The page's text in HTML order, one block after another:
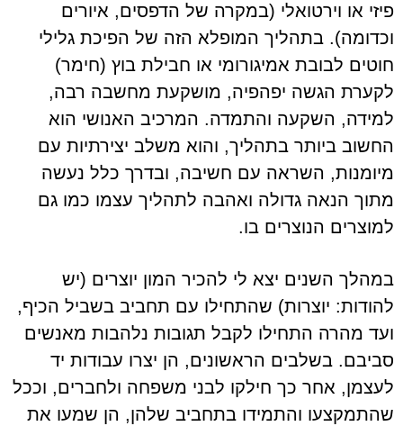
פיזי או וירטואלי (במקרה של הדפסים, איורים
וכדומה). בתהליך המופלא הזה של הפיכת גלילי
חוטים לבובת אמיגורומי או חבילת בוץ (חימר)
לקערת הגשה יפהפיה, מושקעת מחשבה רבה,
למידה, השקעה והתמדה. המרכיב האנושי הוא
החשוב ביותר בתהליך, והוא משלב יצירתיות עם
מיומנות, השראה עם חשיבה, ובדרך כלל נעשה
מתוך הנאה גדולה ואהבה לתהליך עצמו כמו גם
למוצרים הנוצרים בו.
במהלך השנים יצא לי להכיר המון יוצרים (יש
להודות: יוצרות) שהתחילו עם תחביב בשביל הכיף,
ועד מהרה התחילו לקבל תגובות נלהבות מאנשים
סביבם. בשלבים הראשונים, הן יצרו עבודות יד
לעצמן, אחר כך חילקו לבני משפחה ולחברים, וככל
שהתמקצעו והתמידו בתחביב שלהן, הן שמעו את